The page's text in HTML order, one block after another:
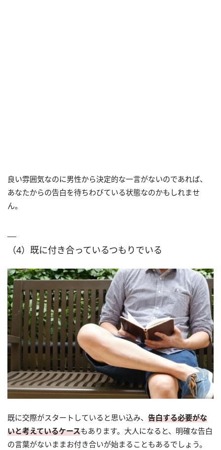
良い雰囲気なのに男性から決定的な一言がないのであれば、
あなたからの告白を待ちわびている状態なのかもしれませ
ん。
（4）既に付き合っているつもりでいる
既に交際がスタートしていると思い込み、 告白する必要がな
いと考えているケースもあります。大人になると、明確な告白
の言葉がないままお付き合いが始まることもあるでしょう。